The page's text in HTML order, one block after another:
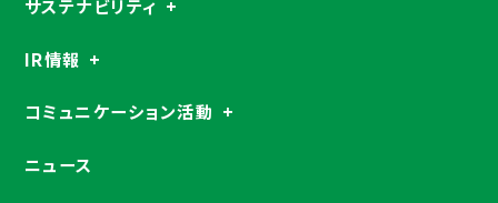
サステナビリティ
IR情報
コミュニケーション活動
ニュース